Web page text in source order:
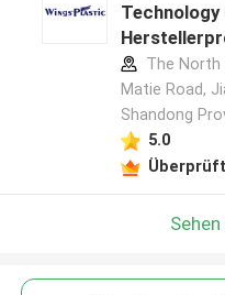
Technology
The North
Matie Road,
Shandong
5.0